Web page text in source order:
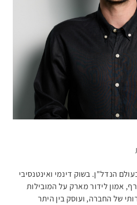
הנדל"ן. בשוק דינמי ואינטנסיבי
אמון לידור מארק על המובילות
של החברה, ועוסק בין היתר